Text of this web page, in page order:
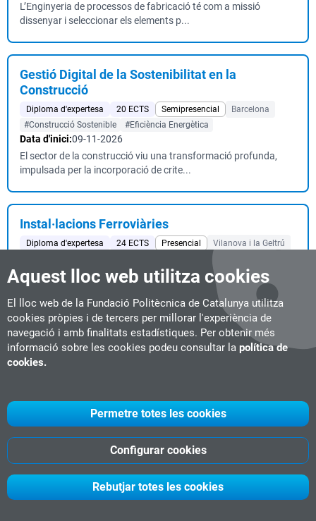
Aquest lloc web utilitza cookies
El lloc web de la Fundació Politècnica de Catalunya utilitza
cookies pròpies i de tercers per millorar l'experiència de
navegació i amb finalitats estadístiques. Per obtenir més
informació sobre les cookies podeu consultar la política de
cookies.
Rebutjar totes les cookies
Configurar cookies
Permetre totes les cookies
L’Enginyeria de processos de fabricació té com a missió
dissenyar i seleccionar els elements p...
Gestió Digital de la Sostenibilitat en la
Construcció
Diploma d'expertesa 20 ECTS Semipresencial
Barcelona
#Construcció Sostenible
#Eficiència Energètica
Data d'inici:09-11-2026
El sector de la construcció viu una transformació profunda,
impulsada per la incorporació de crite...
Instal·lacions Ferroviàries
Diploma d'expertesa 24 ECTS Presencial
Vilanova i la Geltrú
Data d'inici:
05-03-2027
La implantació del Tren d'Alta Velocitat (AVE) al nostre país i la
consolidació de les xarxes de rod...
Intel·ligència Artificial Aplicada al Sector
#Indústria Ferroviària
#nuevos masters 2026
22-01-2027
La intel·ligència artificial està transformant profundament el
sector ferroviari, un dels pilars d...